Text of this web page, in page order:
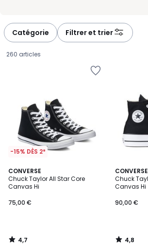
week-end, elles deviennent vite des
conjuguent liberté de mouvement, allure
Catégorie Filtrer et trier
260 articles
-15% DÈS 2*
CONVERSE
Chuck Taylor All Star Core
Canvas Hi
€.
75,00 €
4,7
/ 5
4,7
/
CONVERSE
Chuck
Canvas Hi
90,00 €
4,8
/ 5
4,8
/